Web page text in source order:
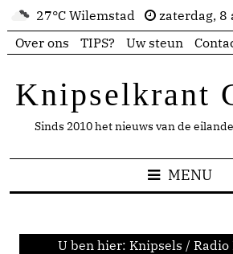
27°C Wilemstad
zaterdag, 8
Over ons
TIPS? Uw steun
Knipselkrant
Sinds 2010 het nieuws van de
MENU
U ben hier: Knipsels / Radio